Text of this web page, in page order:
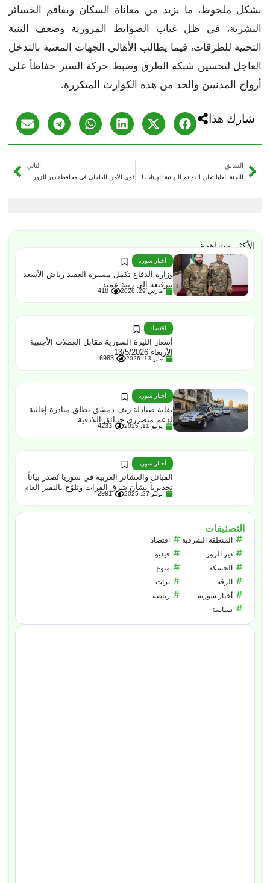
بشكل ملحوظ، ما يزيد من معاناة السكان ويفاقم الخسائر
البشرية، في ظل غياب الضوابط المرورية وضعف البنية
التحتية للطرقات، فيما يطالب الأهالي الجهات المعنية بالتدخل
العاجل لتحسين شبكة الطرق وضبط حركة السير حفاظاً على
أرواح المدنيين والحد من هذه الكوارث المتكررة.
شارك هذا
السابق التالي
الأكثر مشاهدة
أخبار سوريا
وزارة الدفاع تكمل مسيرة العقيد رياض الأسعد
بترفيعه إلى رتبة عميد
مارس 29, 2026 418
اقتصاد
أسعار الليرة السورية مقابل العملات الأجنبية
الأربعاء 13/5/2026
مايو 13, 2026 6983
أخبار سوريا
نقابة صيادلة ريف دمشق تطلق مبادرة إغاثية
لدعم متضرري حرائق اللاذقية
يوليو 11, 2025 4233
أخبار سوريا
القبائل والعشائر العربية في سوريا تُصدر بياناً
تحذيرياً بشأن شرق الفرات وتلوّح بالنفير العام
يوليو 27, 2025 2991
التصنيفات
المنطقة الشرقية
دير الزور
الحسكة
الرقة
أخبار سورية
سياسة
اقتصاد
فيديو
منوع
تراث
رياضة